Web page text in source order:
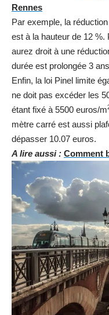
Rennes
Par exemple, la
est à la hauteur de 12 %.
aurez droit à une
durée est prolongée 3
Enfin, la loi Pinel limite
ne doit pas excéder les
étant fixé à 5500 euros/m
mètre carré est aussi
dépasser 10.07 euros.
A lire aussi : Comment